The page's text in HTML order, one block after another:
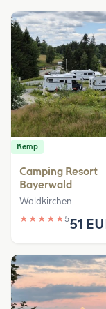
Kemp
Camping Resort
Bayerwald
Waldkirchen
★ ★ ★ ★ ★551